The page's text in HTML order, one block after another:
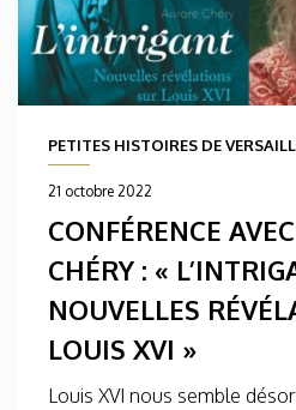
PETITES HISTOIRES DE
21 octobre 2022
CONFÉRENCE
CHÉRY : «
NOUVELLES
LOUIS XVI »
Louis XVI nous semble